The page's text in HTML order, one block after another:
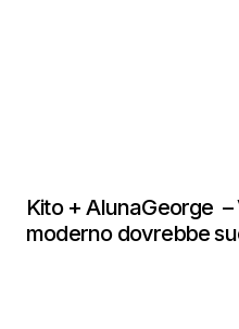
Kito + AlunaGeorge –
moderno dovrebbe